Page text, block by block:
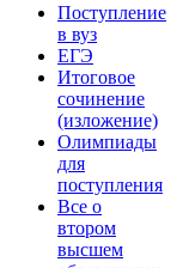
Поступление
в вуз
ЕГЭ
Итоговое
сочинение
(изложение)
Олимпиады
для
поступления
Все о
втором
высшем